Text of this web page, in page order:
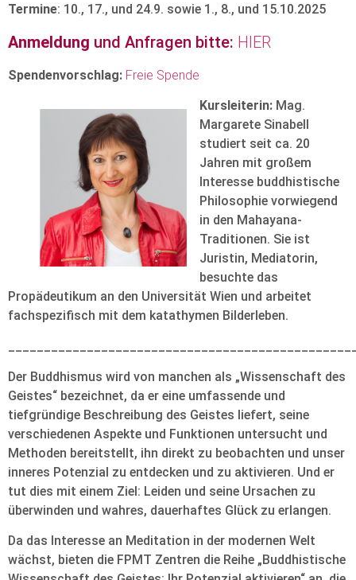
Termine: 10., 17., und 24.9. sowie 1., 8., und 15.10.2025
Anmeldung und Anfragen bitte: HIER
Spendenvorschlag: Freie Spende
Kursleiterin: Mag.
Margarete Sinabell
studiert seit ca. 20
Jahren mit großem
Interesse buddhistische
Philosophie vorwiegend
in den Mahayana-
Traditionen. Sie ist
Juristin, Mediatorin,
besuchte das
Propädeutikum an den Universität Wien und arbeitet
fachspezifisch mit dem katathymen Bilderleben.
Der Buddhismus wird von manchen als „Wissenschaft des
Geistes“ bezeichnet, da er eine umfassende und
tiefgründige Beschreibung des Geistes liefert, seine
verschiedenen Aspekte und Funktionen untersucht und
Methoden bereitstellt, ihn direkt zu beobachten und unser
inneres Potenzial zu entdecken und zu aktivieren. Und er
tut dies mit einem Ziel: Leiden und seine Ursachen zu
überwinden und wahres, dauerhaftes Glück zu erlangen.
Da das Interesse an Meditation in der modernen Welt
wächst, bieten die FPMT Zentren die Reihe „Buddhistische